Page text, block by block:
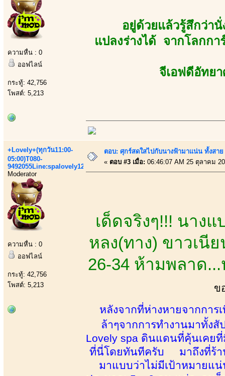
ความหื่น : 0
ออฟไลน์
กระทู้: 42,756
โพสต์: 5,213
อยู่ด้วยแล้วรู้สึกว่า
แปลงร่างได้ จากโลกก
จีเอฟดีอัทย
+Lovely+(ทุกวัน11:00-
05:00)T080-
9492055Line:spalovely123
Moderator
ความหื่น : 0
ออฟไลน์
กระทู้: 42,756
โพสต์: 5,213
ตอบ: ศุกร์สดใสไปกับนางฟ้ามาแน่น ทั้งสา
« ตอบ #3 เมื่อ: 06:46:07 AM 25 ตุลาคม
เด็ดจริงๆ!!! นาง
หลง(ทาง) ขาวเนี
26-34 ห้ามพลาด
ข
หลังจากที่ห่างหายจากกา
ล้าๆจากการทำงานมาทั้ง
Lovely spa ดินแดนที่คุ้นเคย
ที่นี่โดยทันทีครับ มาถึงที่ร้า
มาแบบว่าไม่มีเป้าหมายแ